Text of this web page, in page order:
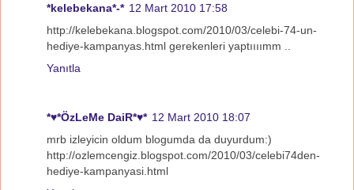
*kelebekana*-* 12 Mart 2010 17:58
http://kelebekana.blogspot.com/2010/03/celebi-74-un-
hediye-kampanyas.html gerekenleri yaptıııımm ..
Yanıtla
*♥*ÖzLeMe DaiR*♥* 12 Mart 2010 18:07
mrb izleyicin oldum blogumda da duyurdum:)
http://ozlemcengiz.blogspot.com/2010/03/celebi74den-
hediye-kampanyasi.html